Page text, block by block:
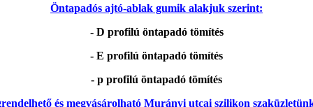
Öntapadós ajtó-ablak gumik alakjuk szerint:
- D profilú öntapadó tömítés
- E profilú öntapadó tömítés
- p profilú öntapadó tömítés
és megvásárolható Murányi utcai szilikon